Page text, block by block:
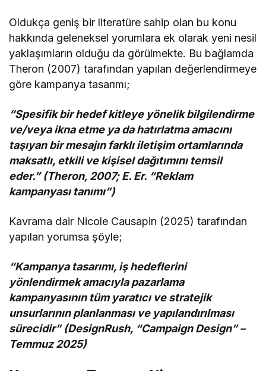
Oldukça geniş bir literatüre sahip olan bu konu
hakkında geleneksel yorumlara ek olarak yeni nesil
yaklaşımların olduğu da görülmekte. Bu bağlamda
Theron (2007) tarafından yapılan değerlendirmeye
göre kampanya tasarımı;
“Spesifik bir hedef kitleye yönelik bilgilendirme
ve/veya ikna etme ya da hatırlatma amacını
taşıyan bir mesajın farklı iletişim ortamlarında
maksatlı, etkili ve kişisel dağıtımını temsil
eder.” (Theron, 2007; E. Er. “Reklam
kampanyası tanımı”)
Kavrama dair Nicole Causapin (2025) tarafından
yapılan yorumsa şöyle;
“Kampanya tasarımı, iş hedeflerini
yönlendirmek amacıyla pazarlama
kampanyasının tüm yaratıcı ve stratejik
unsurlarının planlanması ve yapılandırılması
sürecidir” (DesignRush, “Campaign Design” –
Temmuz 2025)